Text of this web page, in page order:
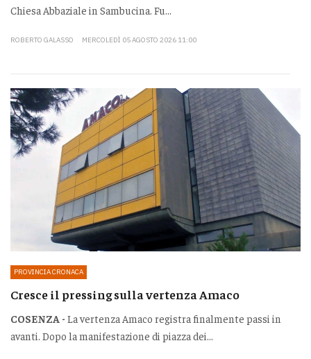
Chiesa Abbaziale in Sambucina. Fu...
ROBERTO GALASSO MERCOLEDÌ 05 AGOSTO 2026 11:00
PROVINCIA CRONACA
Cresce il pressing sulla vertenza Amaco
COSENZA - La vertenza Amaco registra finalmente passi in
avanti. Dopo la manifestazione di piazza dei...